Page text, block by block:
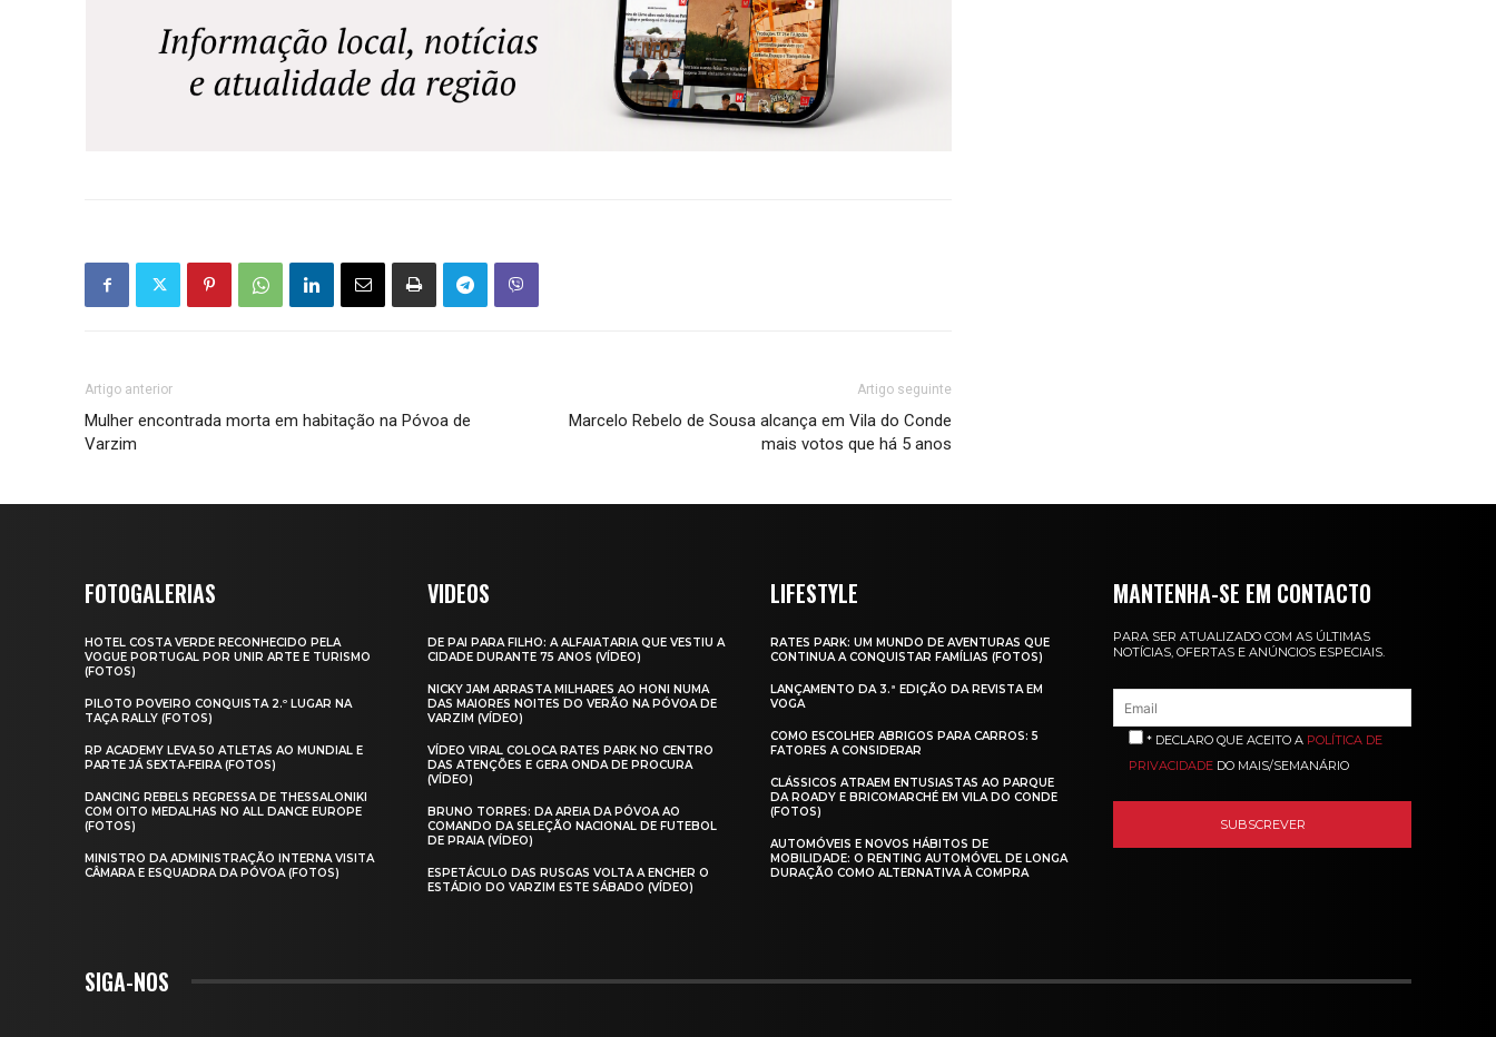
Artigo anterior
Mulher encontrada morta em habitação na Póvoa de
Varzim
Artigo seguinte
Marcelo Rebelo de Sousa alcança em Vila do Conde
mais votos que há 5 anos
FOTOGALERIAS
HOTEL COSTA VERDE RECONHECIDO PELA
VOGUE PORTUGAL POR UNIR ARTE E TURISMO
(FOTOS)
PILOTO POVEIRO CONQUISTA 2.º LUGAR NA
TAÇA RALLY (FOTOS)
RP ACADEMY LEVA 50 ATLETAS AO MUNDIAL E
PARTE JÁ SEXTA‑FEIRA (FOTOS)
DANCING REBELS REGRESSA DE THESSALONIKI
COM OITO MEDALHAS NO ALL DANCE EUROPE
(FOTOS)
MINISTRO DA ADMINISTRAÇÃO INTERNA VISITA
CÂMARA E ESQUADRA DA PÓVOA (FOTOS)
VIDEOS
DE PAI PARA FILHO: A ALFAIATARIA QUE VESTIU A
CIDADE DURANTE 75 ANOS (VÍDEO)
NICKY JAM ARRASTA MILHARES AO HONI NUMA
DAS MAIORES NOITES DO VERÃO NA PÓVOA DE
VARZIM (VÍDEO)
VÍDEO VIRAL COLOCA RATES PARK NO CENTRO
DAS ATENÇÕES E GERA ONDA DE PROCURA
(VÍDEO)
BRUNO TORRES: DA AREIA DA PÓVOA AO
COMANDO DA SELEÇÃO NACIONAL DE FUTEBOL
DE PRAIA (VÍDEO)
ESPETÁCULO DAS RUSGAS VOLTA A ENCHER O
ESTÁDIO DO VARZIM ESTE SÁBADO (VÍDEO)
LIFESTYLE
RATES PARK: UM MUNDO DE AVENTURAS QUE
CONTINUA A CONQUISTAR FAMÍLIAS (FOTOS)
LANÇAMENTO DA 3.ª EDIÇÃO DA REVISTA EM
VOGA
COMO ESCOLHER ABRIGOS PARA CARROS: 5
FATORES A CONSIDERAR
CLÁSSICOS ATRAEM ENTUSIASTAS AO PARQUE
DA ROADY E BRICOMARCHÉ EM VILA DO CONDE
(FOTOS)
AUTOMÓVEIS E NOVOS HÁBITOS DE
MOBILIDADE: O RENTING AUTOMÓVEL DE LONGA
DURAÇÃO COMO ALTERNATIVA À COMPRA
MANTENHA-SE EM CONTACTO
PARA SER ATUALIZADO COM AS ÚLTIMAS
NOTÍCIAS, OFERTAS E ANÚNCIOS ESPECIAIS.
* DECLARO QUE ACEITO A POLÍTICA DE
PRIVACIDADE DO MAIS/SEMANÁRIO
SIGA-NOS